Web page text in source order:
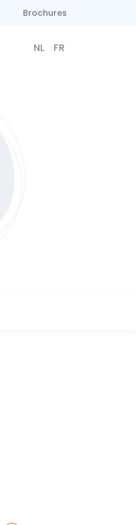
Brochures
NL FR